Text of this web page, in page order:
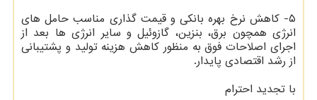
۵- کاهش نرخ بهره بانکی و قیمت گذاری مناسب حامل های
انرژی همچون برق، بنزین، گازوئیل و سایر انرژی ها بعد از
اجرای اصلاحات فوق به منظور کاهش هزینه تولید و پشتیبانی
از رشد اقتصادی پایدار.
با تجدید احترام